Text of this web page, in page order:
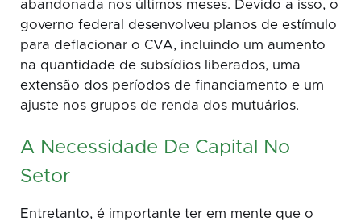
abandonada nos últimos meses. Devido a isso, o
governo federal desenvolveu planos de estímulo
para deflacionar o CVA, incluindo um aumento
na quantidade de subsídios liberados, uma
extensão dos períodos de financiamento e um
ajuste nos grupos de renda dos mutuários.
A Necessidade De Capital No
Setor
Entretanto, é importante ter em mente que o